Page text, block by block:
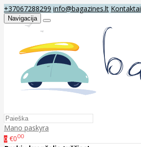
+37067288299 info@bagazines.lt Kontaktai
Navigacija
Mano paskyra
0 €000